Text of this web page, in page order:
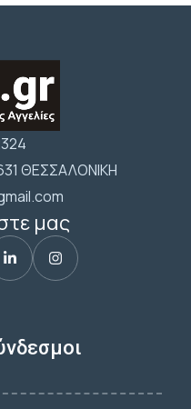
ΘΕΣΣΑΛΟΝΙΚΗ
μας